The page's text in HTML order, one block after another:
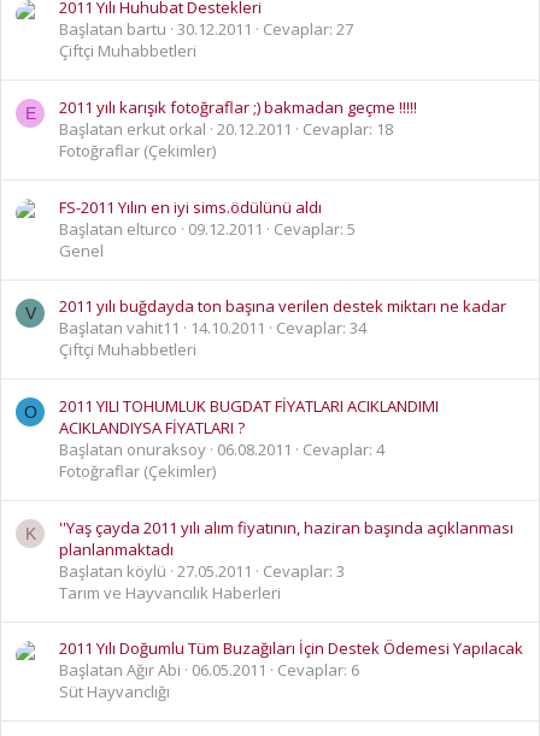
2011 Yılı Huhubat Destekleri
Başlatan bartu 30.12.2011
Cevaplar: 27
Çiftçi Muhabbetleri
E
2011 yılı karışık fotoğraflar ;) bakmadan geçme !!!!!
Başlatan erkut orkal 20.12.2011
Cevaplar: 18
Fotoğraflar (Çekimler)
FS-2011 Yılın en iyi sims.ödülünü aldı
Başlatan elturco
09.12.2011
Cevaplar: 5
Genel
V
2011 yılı buğdayda ton başına verilen destek miktarı ne kadar
Başlatan vahit11
14.10.2011
Cevaplar: 34
Çiftçi Muhabbetleri
O
2011 YILI TOHUMLUK BUGDAT FİYATLARI ACIKLANDIMI
ACIKLANDIYSA FİYATLARI ?
Başlatan onuraksoy 06.08.2011
Cevaplar: 4
Fotoğraflar (Çekimler)
K
''Yaş çayda 2011 yılı alım fiyatının, haziran başında açıklanması
planlanmaktadı
Başlatan köylü 27.05.2011
Cevaplar: 3
Tarım ve Hayvancılık Haberleri
2011 Yılı Doğumlu Tüm Buzağıları İçin Destek Ödemesi Yapılacak
Başlatan Ağır Abi
06.05.2011
Cevaplar: 6
Süt Hayvanclığı